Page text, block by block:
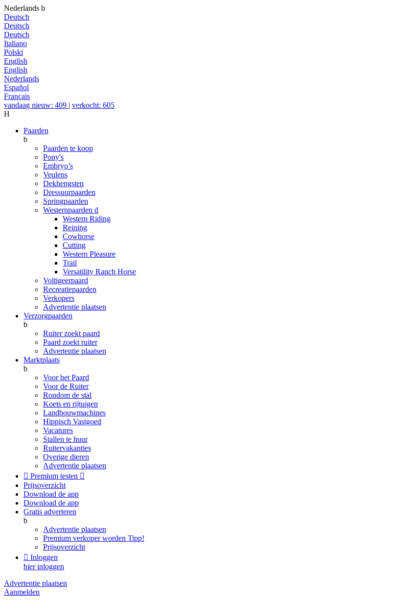
Nederlands b
Deutsch
Deutsch
Deutsch
Italiano
Polski
English
English
Nederlands
Español
Français
vandaag nieuw: 409 | verkocht: 605
H
Paarden
b
Paarden te koop
Pony's
Embryo’s
Veulens
Dekhengsten
Dressuurpaarden
Springpaarden
Westernpaarden d
Western Riding
Reining
Cowhorse
Cutting
Western Pleasure
Trail
Versatility Ranch Horse
Voltigeerpaard
Recreatiepaarden
Verkopers
Advertentie plaatsen
Verzorgpaarden
b
Ruiter zoekt paard
Paard zoekt ruiter
Advertentie plaatsen
Marktplaats
b
Voor het Paard
Voor de Ruiter
Rondom de stal
Koets en rijtuigen
Landbouwmachines
Hippisch Vastgoed
Vacatures
Stallen te huur
Ruitervakanties
Overige dieren
Advertentie plaatsen
 Premium testen 
Prijsoverzicht
Download de app
Download de app
Gratis adverteren
b
Advertentie plaatsen
Premium verkoper worden Tipp!
Prijsoverzicht
 Inloggen
hier inloggen
Advertentie plaatsen
Aanmelden